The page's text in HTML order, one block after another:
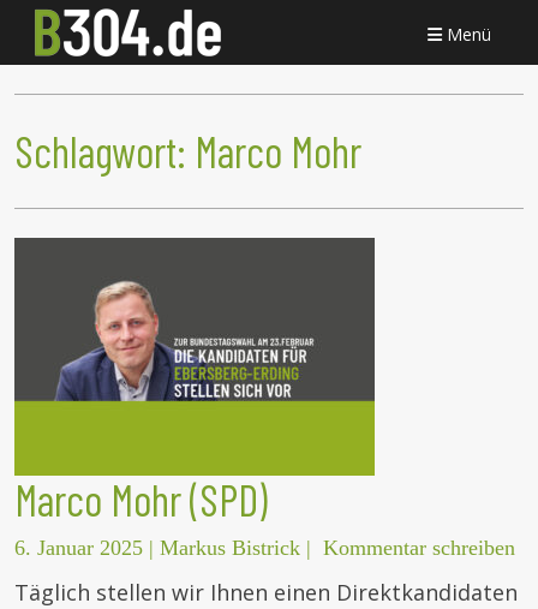
Menü
Schlagwort: Marco Mohr
Marco Mohr (SPD)
6. Januar 2025 | Markus Bistrick | Kommentar schreiben
Täglich stellen wir Ihnen einen Direktkandidaten